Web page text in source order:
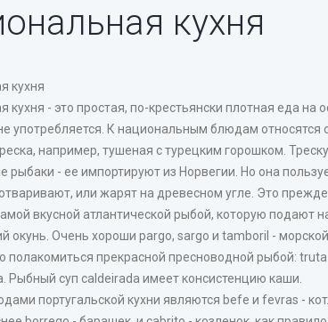
кухня
кухня
кухня - это простая, по-крестьянски плотная еда
употребляется. К национальным блюдам относятся
например, тушеная с турецким горошком.
рыбаки - ее импортируют из Норвегии. Но она
или жарят на древесном угле. Это
вкусной атлантической рыбой, которую подают
окунь. Очень хороши pargo, sargo и tamboril -
полакомиться прекрасной пресноводной рыбой:
Рыбный суп caldeirada имеет консистенцию каши.
португальской кухни являются befe и fevras -